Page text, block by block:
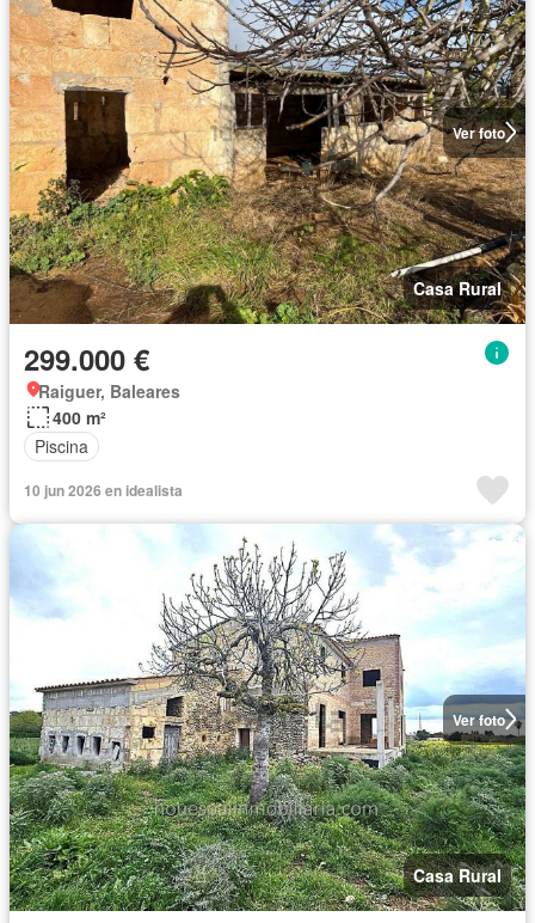
Ver foto
Casa Rural
299.000 €
Raiguer, Baleares
400 m²
Piscina
10 jun 2026 en idealista
Ver foto
Casa Rural